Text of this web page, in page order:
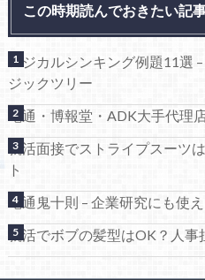
この時期読んでおきたい記
ロジカルシンキング例題11選
ジックツリー
電通・博報堂・ADK大手代理
就活面接でストライプスーツ
ト
電通鬼十則 – 企業研究にも使
就活でボブの髪型はOK？人